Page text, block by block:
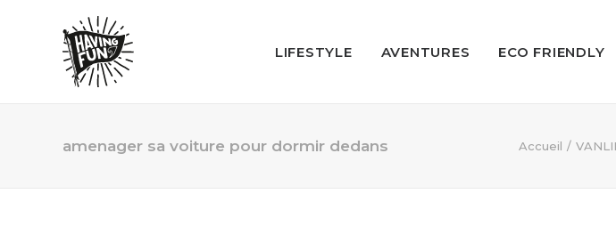
LIFESTYLE AVENTURES ECO FRIENDLY
amenager sa voiture pour dormir dedans Accueil